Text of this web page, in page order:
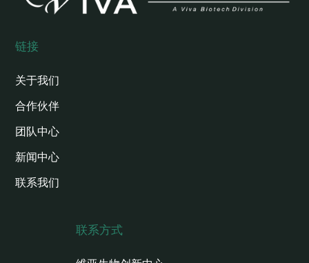
链接
关于我们
合作伙伴
团队中心
新闻中心
联系我们
联系方式